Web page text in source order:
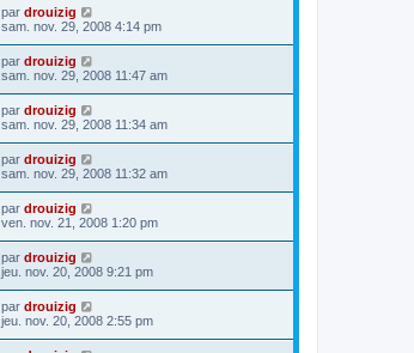
par drouizig
sam. nov. 29, 2008 4:14 pm
par drouizig
sam. nov. 29, 2008 11:47 am
par drouizig
sam. nov. 29, 2008 11:34 am
par drouizig
sam. nov. 29, 2008 11:32 am
par drouizig
ven. nov. 21, 2008 1:20 pm
par drouizig
jeu. nov. 20, 2008 9:21 pm
par drouizig
jeu. nov. 20, 2008 2:55 pm